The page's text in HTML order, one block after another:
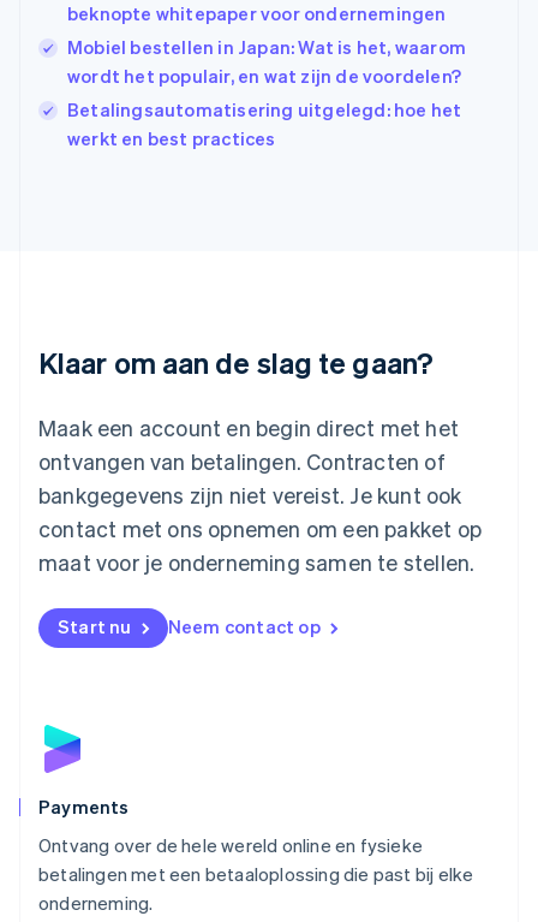
beknopte whitepaper voor ondernemingen
Mobiel bestellen in Japan: Wat is het, waarom
wordt het populair, en wat zijn de voordelen?
Betalingsautomatisering uitgelegd: hoe het
werkt en best practices
Klaar om aan de slag te gaan?
Maak een account en begin direct met het
ontvangen van betalingen. Contracten of
bankgegevens zijn niet vereist. Je kunt ook
contact met ons opnemen om een pakket op
maat voor je onderneming samen te stellen.
Start nu Neem contact op
Payments
Ontvang over de hele wereld online en fysieke
betalingen met een betaaloplossing die past bij elke
onderneming.
English
Italië
Italiano English
日本語English
Kroatië
FrançaisDeutschEnglish
English
Malta
English
Mexico
Nederland
NederlandsEnglish
English
Noorwegen
Polen
English
Português
English
Singapore
English简体中文